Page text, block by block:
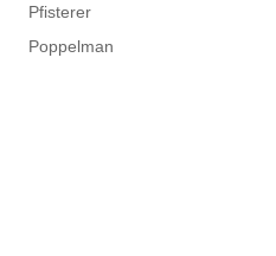
Pfisterer
Poppelman